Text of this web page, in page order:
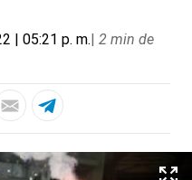
| 05:21 p. m.| 2 min de